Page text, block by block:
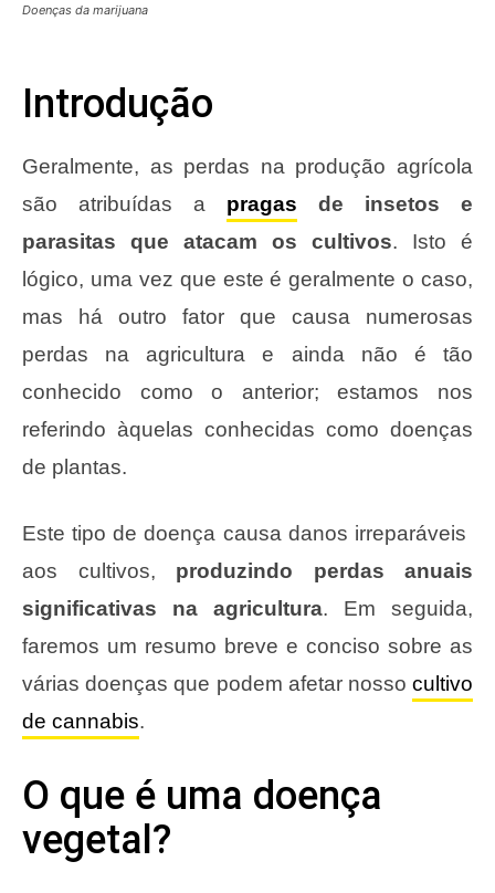
Doenças da marijuana
Introdução
Geralmente, as perdas na produção agrícola
são atribuídas a pragas de insetos e
parasitas que atacam os cultivos. Isto é
lógico, uma vez que este é geralmente o caso,
mas há outro fator que causa numerosas
perdas na agricultura e ainda não é tão
conhecido como o anterior; estamos nos
referindo àquelas conhecidas como doenças
de plantas.
Este tipo de doença causa danos irreparáveis ​​
aos cultivos, produzindo perdas anuais
significativas na agricultura. Em seguida,
faremos um resumo breve e conciso sobre as
várias doenças que podem afetar nosso cultivo
de cannabis.
O que é uma doença
vegetal?